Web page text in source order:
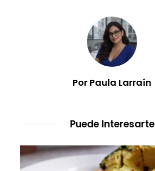
Por Paula Larraín
Puede Interesarte